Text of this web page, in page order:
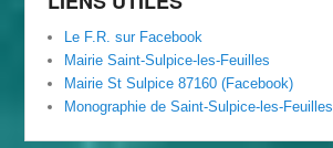
Le F.R. sur Facebook
Mairie Saint-Sulpice-les-Feuilles
Mairie St Sulpice 87160 (Facebook)
Monographie de Saint-Sulpice-les-Feuilles